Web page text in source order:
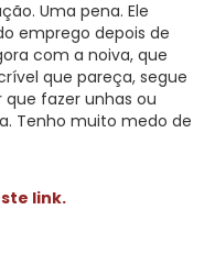
Uma pena. Ele
emprego depois de
com a noiva, que
que pareça, segue
fazer unhas ou
Tenho muito medo de
link.